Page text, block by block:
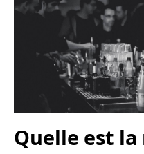
Quelle est la